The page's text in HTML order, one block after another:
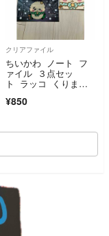
クリアファイル
ちいかわ ノート フ
ァイル ３点セッ
ト ラッコ くりまん
¥850